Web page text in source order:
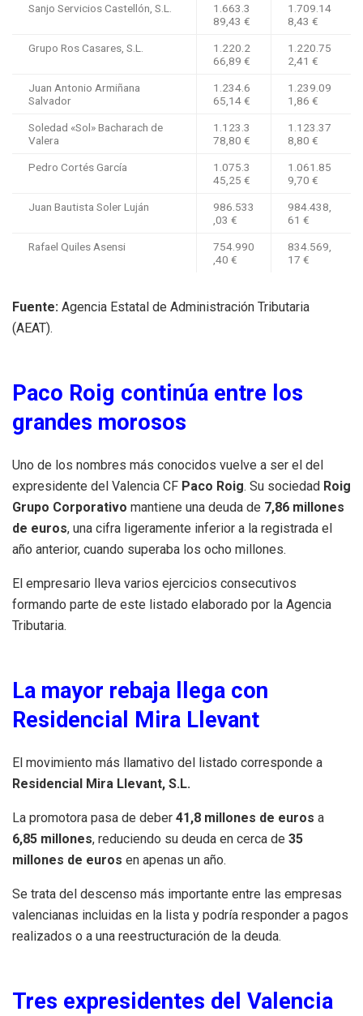
Sanjo Servicios Castellón, S.L.
1.663.3
89,43 €
1.709.14
8,43 €
Grupo Ros Casares, S.L.
1.220.2
66,89 €
1.220.75
2,41 €
Juan Antonio Armiñana
Salvador
1.234.6
65,14 €
1.239.09
1,86 €
Soledad «Sol» Bacharach de
Valera
1.123.3
78,80 €
1.123.37
8,80 €
Pedro Cortés García
1.075.3
45,25 €
1.061.85
9,70 €
Juan Bautista Soler Luján
986.533
,03 €
984.438,
61 €
Rafael Quiles Asensi
754.990
,40 €
834.569,
17 €
Fuente: Agencia Estatal de Administración Tributaria
(AEAT).
Paco Roig continúa entre los
grandes morosos
Uno de los nombres más conocidos vuelve a ser el del
expresidente del Valencia CF Paco Roig. Su sociedad Roig
Grupo Corporativo mantiene una deuda de 7,86 millones
de euros, una cifra ligeramente inferior a la registrada el
año anterior, cuando superaba los ocho millones.
El empresario lleva varios ejercicios consecutivos
formando parte de este listado elaborado por la Agencia
Tributaria.
La mayor rebaja llega con
Residencial Mira Llevant
El movimiento más llamativo del listado corresponde a
Residencial Mira Llevant, S.L.
La promotora pasa de deber 41,8 millones de euros a
6,85 millones, reduciendo su deuda en cerca de 35
millones de euros en apenas un año.
Se trata del descenso más importante entre las empresas
valencianas incluidas en la lista y podría responder a pagos
realizados o a una reestructuración de la deuda.
Tres expresidentes del Valencia